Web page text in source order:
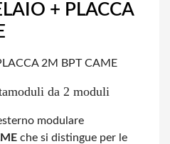
+ PLACCA
2M BPT CAME
da 2 moduli
modulare
che si distingue per le